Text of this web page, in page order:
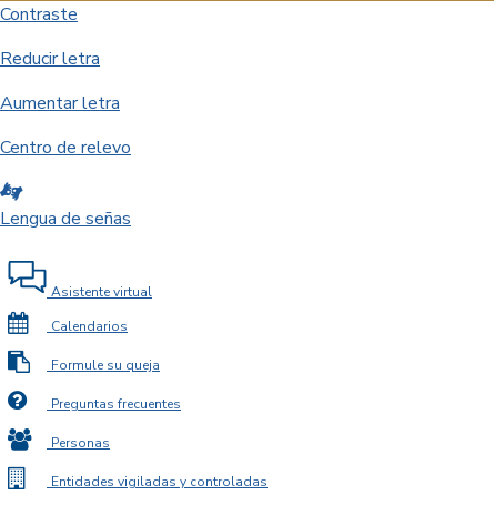
Contraste
Reducir letra
Aumentar letra
Centro de relevo
Lengua de señas
Asistente virtual
Calendarios
Formule su queja
Preguntas frecuentes
Personas
Entidades vigiladas y controladas